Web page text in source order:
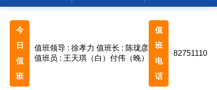
今
日
值
班
值班领导 : 徐孝力 值班长 : 陈珑彦
值班员 : 王天琪（白）付伟（晚）
值
班
电
话
82751110